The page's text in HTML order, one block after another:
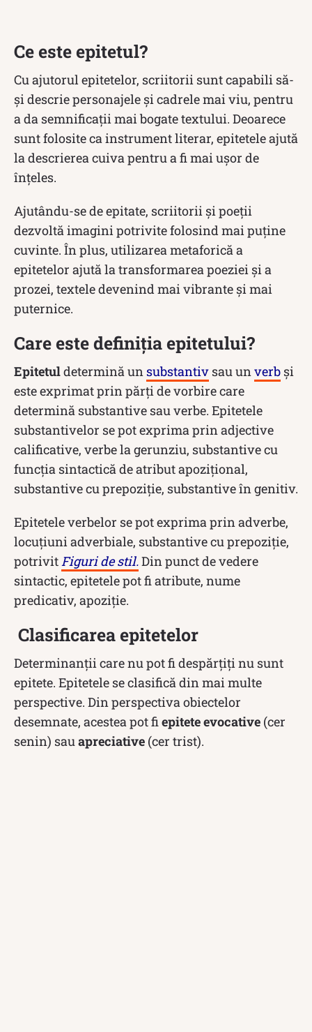
Ce este epitetul?
Cu ajutorul epitetelor, scriitorii sunt capabili să-
și descrie personajele și cadrele mai viu, pentru
a da semnificații mai bogate textului. Deoarece
sunt folosite ca instrument literar, epitetele ajută
la descrierea cuiva pentru a fi mai ușor de
înțeles.
Ajutându-se de epitate, scriitorii și poeții
dezvoltă imagini potrivite folosind mai puține
cuvinte. În plus, utilizarea metaforică a
epitetelor ajută la transformarea poeziei și a
prozei, textele devenind mai vibrante și mai
puternice.
Care este definiția epitetului?
Epitetuldetermină un substantiv sau un verb și
este exprimat prin părți de vorbire care
determină substantive sau verbe. Epitetele
substantivelor se pot exprima prin adjective
calificative, verbe la gerunziu, substantive cu
funcția sintactică de atribut apozițional,
substantive cu prepoziție, substantive în genitiv.
Epitetele verbelor se pot exprima prin adverbe,
locuțiuni adverbiale, substantive cu prepoziție,
potrivit Figuri de stil.Din punct de vedere
sintactic, epitetele pot fi atribute, nume
predicativ, apoziție.
Clasificarea epitetelor
Determinanții care nu pot fi despărțiți nu sunt
epitete. Epitetele se clasifică din mai multe
perspective. Din perspectiva obiectelor
desemnate, acestea pot fi epitete evocative (cer
senin) sau apreciative (cer trist).